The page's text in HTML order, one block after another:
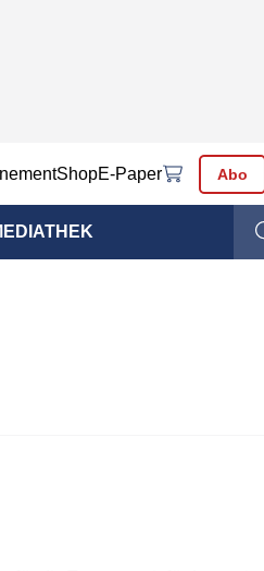
ShopE-Paper Abo